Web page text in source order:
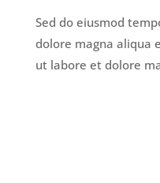
Sed do eiusmod
dolore magna aliqua
ut labore et dolore